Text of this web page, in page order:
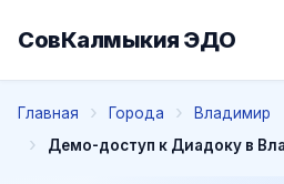
СовКалмыкия ЭДО
Главная Города
Владимир
Демо-доступ к Диадоку в